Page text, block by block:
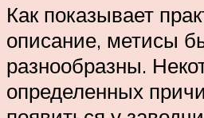
Как показывает
описание, метисы
разнообразны.
определенных